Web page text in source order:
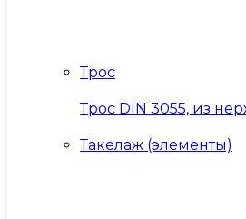
Трос
Трос DIN 3055, из
Такелаж (элементы)